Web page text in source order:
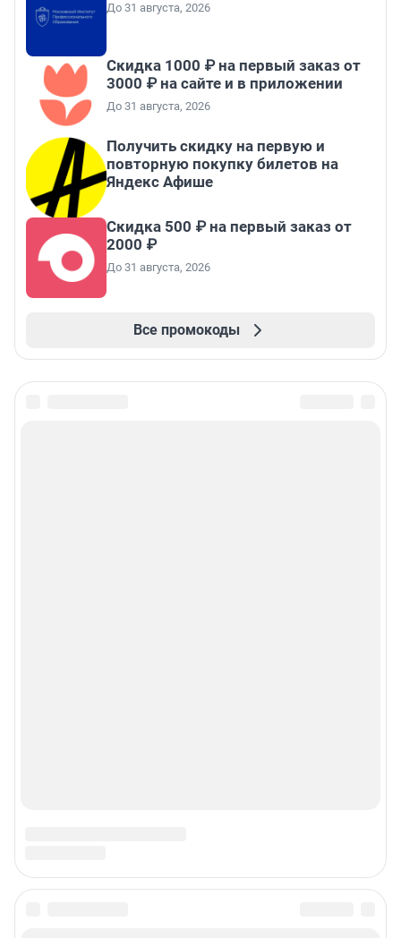
До 31 августа, 2026
Скидка 1000 ₽ на первый заказ от
3000 ₽ на сайте и в приложении
До 31 августа, 2026
Получить скидку на первую и
повторную покупку билетов на
Яндекс Афише
Скидка 500 ₽ на первый заказ от
2000 ₽
До 31 августа, 2026
Все промокоды